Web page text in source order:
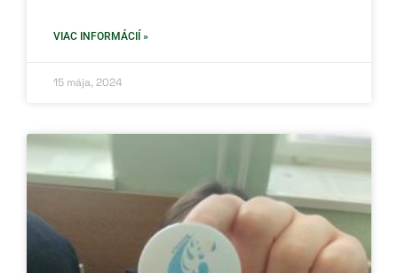
VIAC INFORMÁCIÍ »
15 mája, 2024